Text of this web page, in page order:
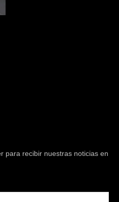
para recibir nuestras noticias en